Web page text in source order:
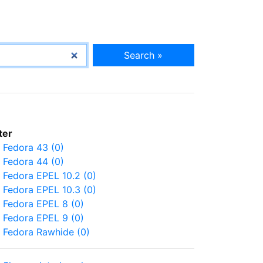
Search »
Fedora 43 (0)
Fedora 44 (0)
Fedora EPEL 10.2 (0)
Fedora EPEL 10.3 (0)
Fedora EPEL 8 (0)
Fedora EPEL 9 (0)
Fedora Rawhide (0)